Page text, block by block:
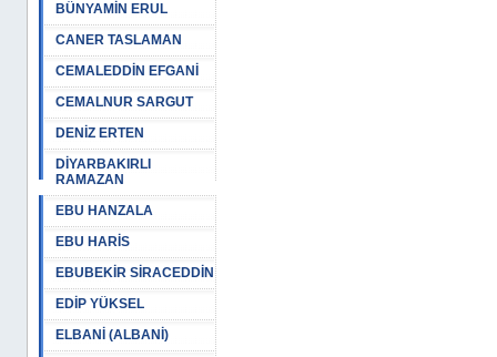
BÜNYAMİN ERUL
CANER TASLAMAN
CEMALEDDİN EFGANİ
CEMALNUR SARGUT
DENİZ ERTEN
DİYARBAKIRLI
RAMAZAN
EBU HANZALA
EBU HARİS
EBUBEKİR SİRACEDDİN
EDİP YÜKSEL
ELBANİ (ALBANİ)